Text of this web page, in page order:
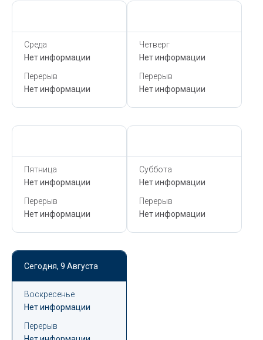
Среда
Нет информации
Перерыв
Нет информации
Четверг
Нет информации
Перерыв
Нет информации
Пятница
Нет информации
Перерыв
Нет информации
Суббота
Нет информации
Перерыв
Нет информации
Сегодня, 9 Августа
Воскресенье
Нет информации
Перерыв